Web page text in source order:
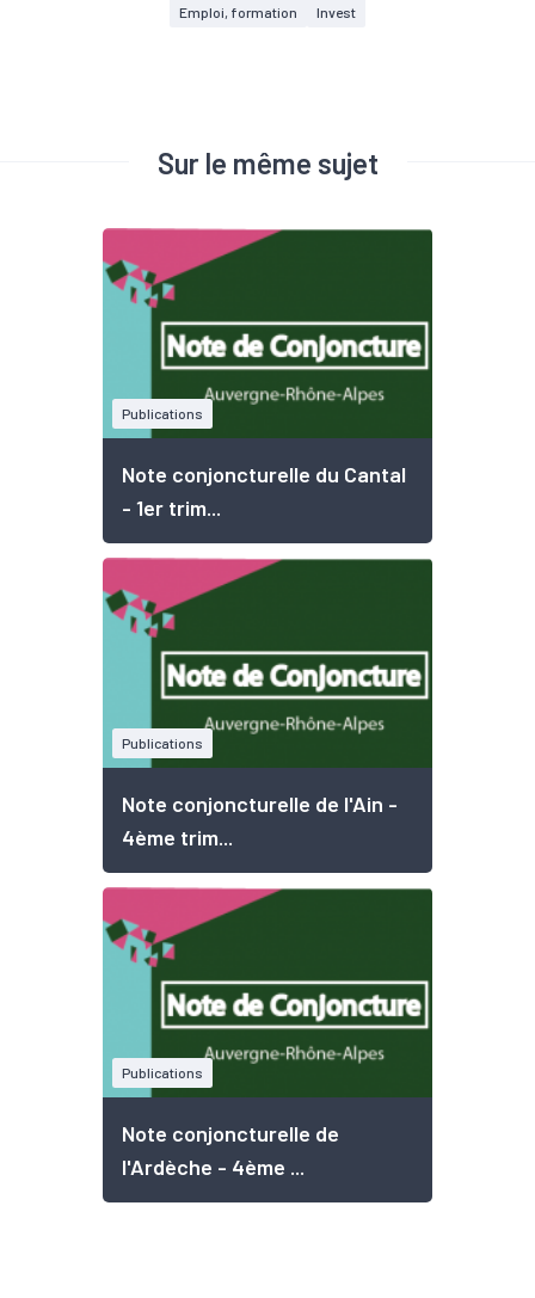
Emploi, formation Invest
Sur le même sujet
Publications
Note conjoncturelle du Cantal
- 1er trim...
Publications
Note conjoncturelle de l'Ain -
4ème trim...
Publications
Note conjoncturelle de
l'Ardèche - 4ème ...